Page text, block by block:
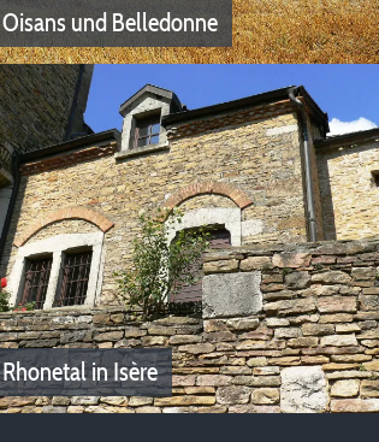
Oisans und Belledonne
Oisans und Belledonne
Entdecken Sie unsere Camping-Angebote
zwischen Oisans und Belledonne.
Rhonetal in Isère